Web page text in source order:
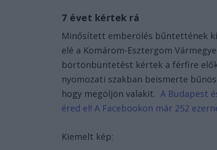
7 évet kértek rá
Minősített emberölés bűntettének
elé a Komárom-Esztergom
börtönbüntetést kértek a férfire
nyomozati szakban beismerte
hogy megöljön valakit.A Budapest
éred el! A Facebookon már 252
Kiemelt kép: